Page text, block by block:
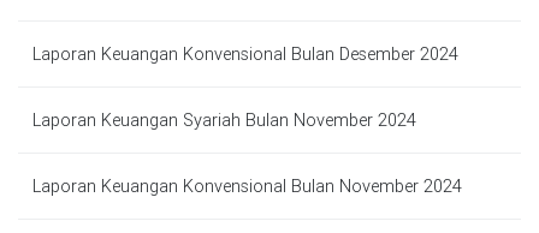
Laporan Keuangan Konvensional Bulan Desember 2024
Laporan Keuangan Syariah Bulan November 2024
Laporan Keuangan Konvensional Bulan November 2024